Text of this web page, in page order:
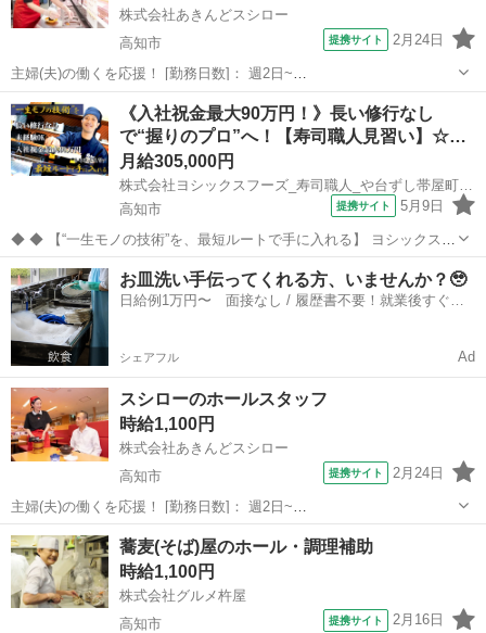
株式会社あきんどスシロー
高知市
提携サイト 2月24日
主婦(夫)の働くを応援！ [勤務日数]： 週2日~
09:00~12:00/10:00~13:00/12:00~15:00/09:00~15:00/10:00~16:00 月/
火/水/木/金/土/日 などから選べます [...
高知 高知市 その他
《入社祝金最大90万円！》長い修行なし
で“握りのプロ”へ！【寿司職人見習い】☆…
月給305,000円
株式会社ヨシックスフーズ_寿司職人_や台ずし帯屋町 (正社員)
高知市
提携サイト 5月9日
◆ ◆ 【“一生モノの技術”を、最短ルートで手に入れる】 ヨシックスフ
ーズが運営する寿司居酒屋「や台ずし」では、 鮮魚の一部を加工済み
の状態で仕入れることで仕込みの負担を大幅に削減しています。 入社
後は余計な工程に時間...
高知 高知市 その他
お皿洗い手伝ってくれる方、いませんか？🥹
日給例1万円〜 面接なし / 履歴書不要！就業後すぐに
シェアフル Ad
スシローのホールスタッフ
時給1,100円
株式会社あきんどスシロー
高知市
提携サイト 2月24日
主婦(夫)の働くを応援！ [勤務日数]： 週2日~
09:00~12:00/10:00~13:00/12:00~15:00/09:00~15:00/10:00~16:00 月/
火/水/木/金/土/日 などから選べます [...
高知 高知市 その他
蕎麦(そば)屋のホール・調理補助
時給1,100円
株式会社グルメ杵屋
高知市
提携サイト 2月16日